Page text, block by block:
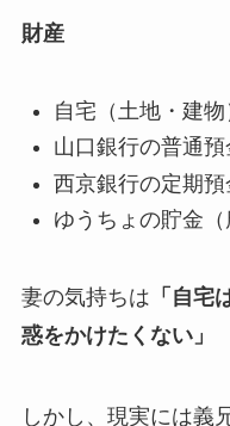
財産
自宅（土地・建
山口銀行の普通預
西京銀行の定期預
ゆうちょの貯金（
妻の気持ちは 「自宅
惑をかけたくない」
しかし、現実には義